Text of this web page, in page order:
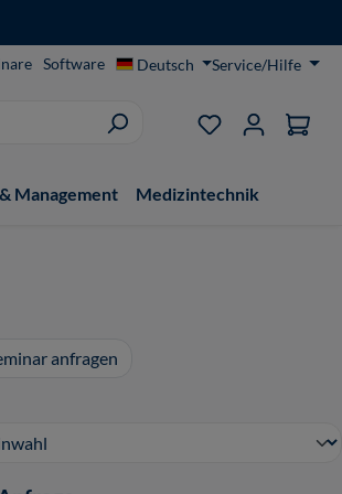
Software Deutsch Service/Hilfe
Du hast 0
Management Medizintechnik
anfragen